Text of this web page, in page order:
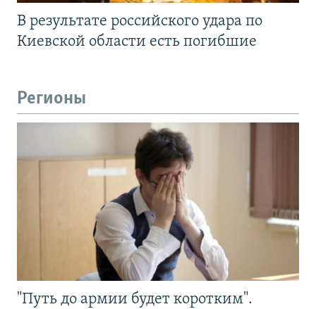
В результате российского удара по
Киевской области есть погибшие
Регионы
"Путь до армии будет коротким".